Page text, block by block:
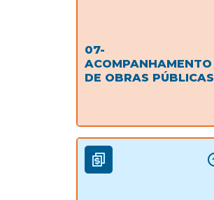
07-
ACOMPANHAMENTO
DE OBRAS PÚBLICAS